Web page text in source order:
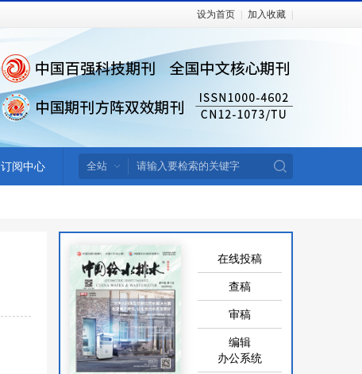
设为首页 加入收藏
订阅中心
在线投稿
查稿
审稿
编辑
办公系统